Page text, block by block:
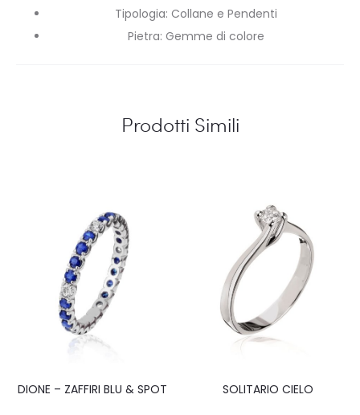
Tipologia: Collane e Pendenti
Pietra: Gemme di colore
Prodotti Simili
DIONE – ZAFFIRI BLU & SPOT SOLITARIO CIELO